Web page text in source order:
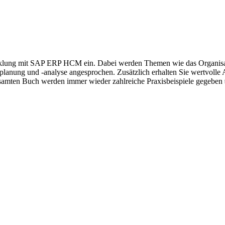
mit SAP ERP HCM ein. Dabei werden Themen wie das
und -analyse angesprochen. Zusätzlich erhalten Sie
Buch werden immer wieder zahlreiche Praxisbeispiele